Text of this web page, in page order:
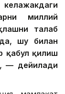
миллий
талаб
шу билан
қабул қилиш
— дейилади